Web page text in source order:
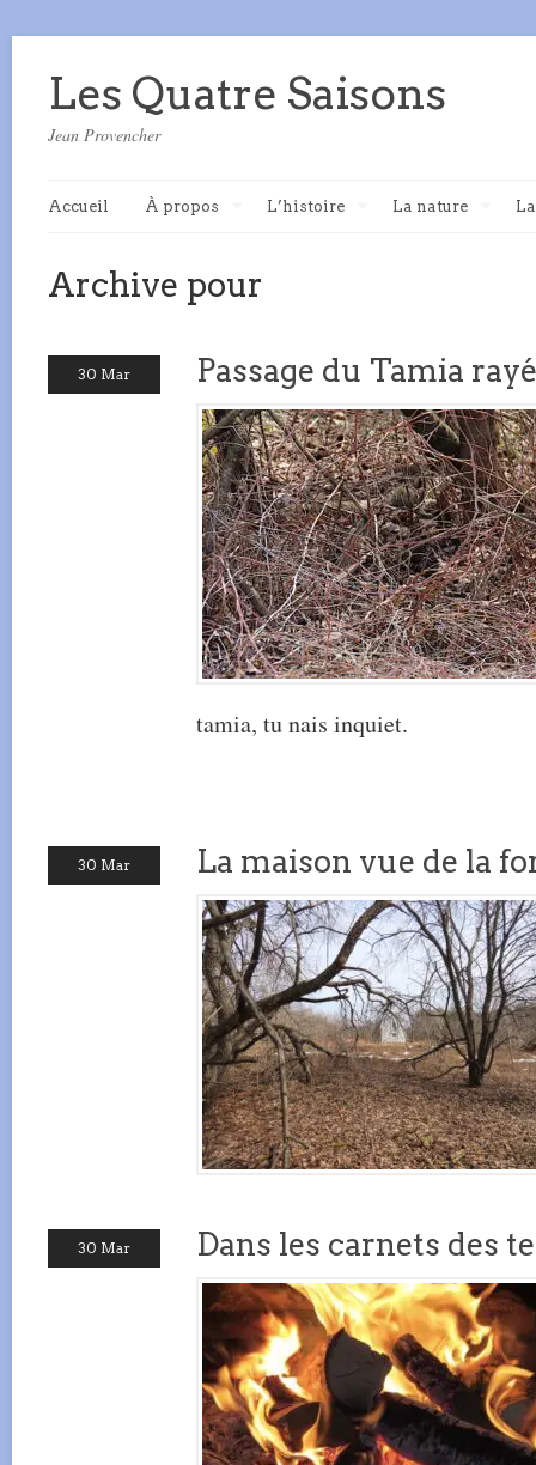
Les Quatre Saisons
Jean Provencher
Accueil À propos L’histoire La nature
Archive pour
30 Mar Passage du Tamia rayé
tamia, tu nais inquiet.
30 Mar La maison vue de la
30 Mar Dans les carnets des